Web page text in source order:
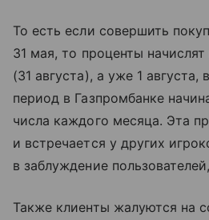
То есть если совершить
31 мая, то проценты
(31 августа), а уже 1 августа,
период в Газпромбанке
числа каждого месяца. Эта
и встречается у других
в заблуждение
Также клиенты жалуются на